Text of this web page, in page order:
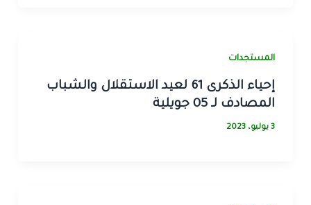
المستجدات
إحياء الذكرى 61 لعيد الاستقلال والشباب
المصادف لـ 05 جويلية
3 يوليو، 2023